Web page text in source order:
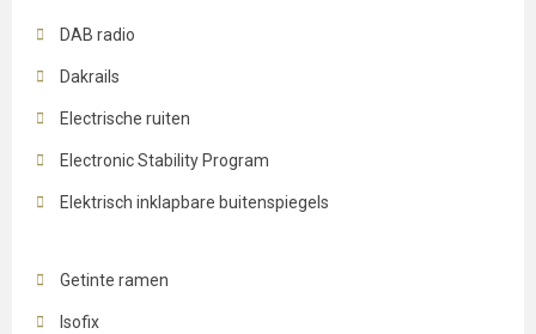
DAB radio
Dakrails
Electrische ruiten
Electronic Stability Program
Elektrisch inklapbare buitenspiegels
Getinte ramen
Isofix